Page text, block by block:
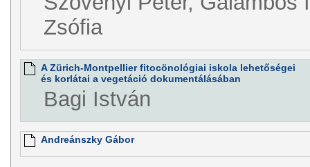
Zsófia
A Zürich-Montpellier fitocönológiai iskola lehetőségei
és korlátai a vegetáció dokumentálásában
Bagi István
Andreánszky Gábor